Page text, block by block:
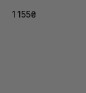
1 155₴